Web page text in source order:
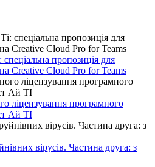
пропозиція для
на Creative Cloud Pro for Teams
ліцензування програмного
Ай ТІ
вірусів. Частина друга: з